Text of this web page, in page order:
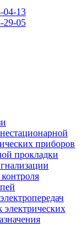
04-13
29-05
приборов
прокладки
электрических